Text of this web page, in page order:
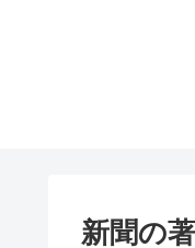
新聞の